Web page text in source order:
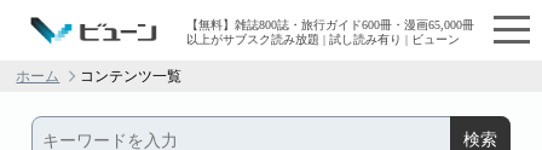
【無料】雑誌800誌・旅行ガイド600冊・漫画65,000冊
以上がサブスク読み放題 | 試し読み有り | ビューン
ホーム コンテンツ一覧